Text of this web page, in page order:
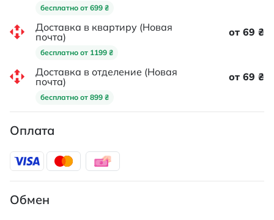
бесплатно от 699 ₴
Доставка в квартиру (Новая
почта)
бесплатно от 1199 ₴
от 69 ₴
Доставка в отделение (Новая
почта)
бесплатно от 899 ₴
от 69 ₴
Оплата
Обмен